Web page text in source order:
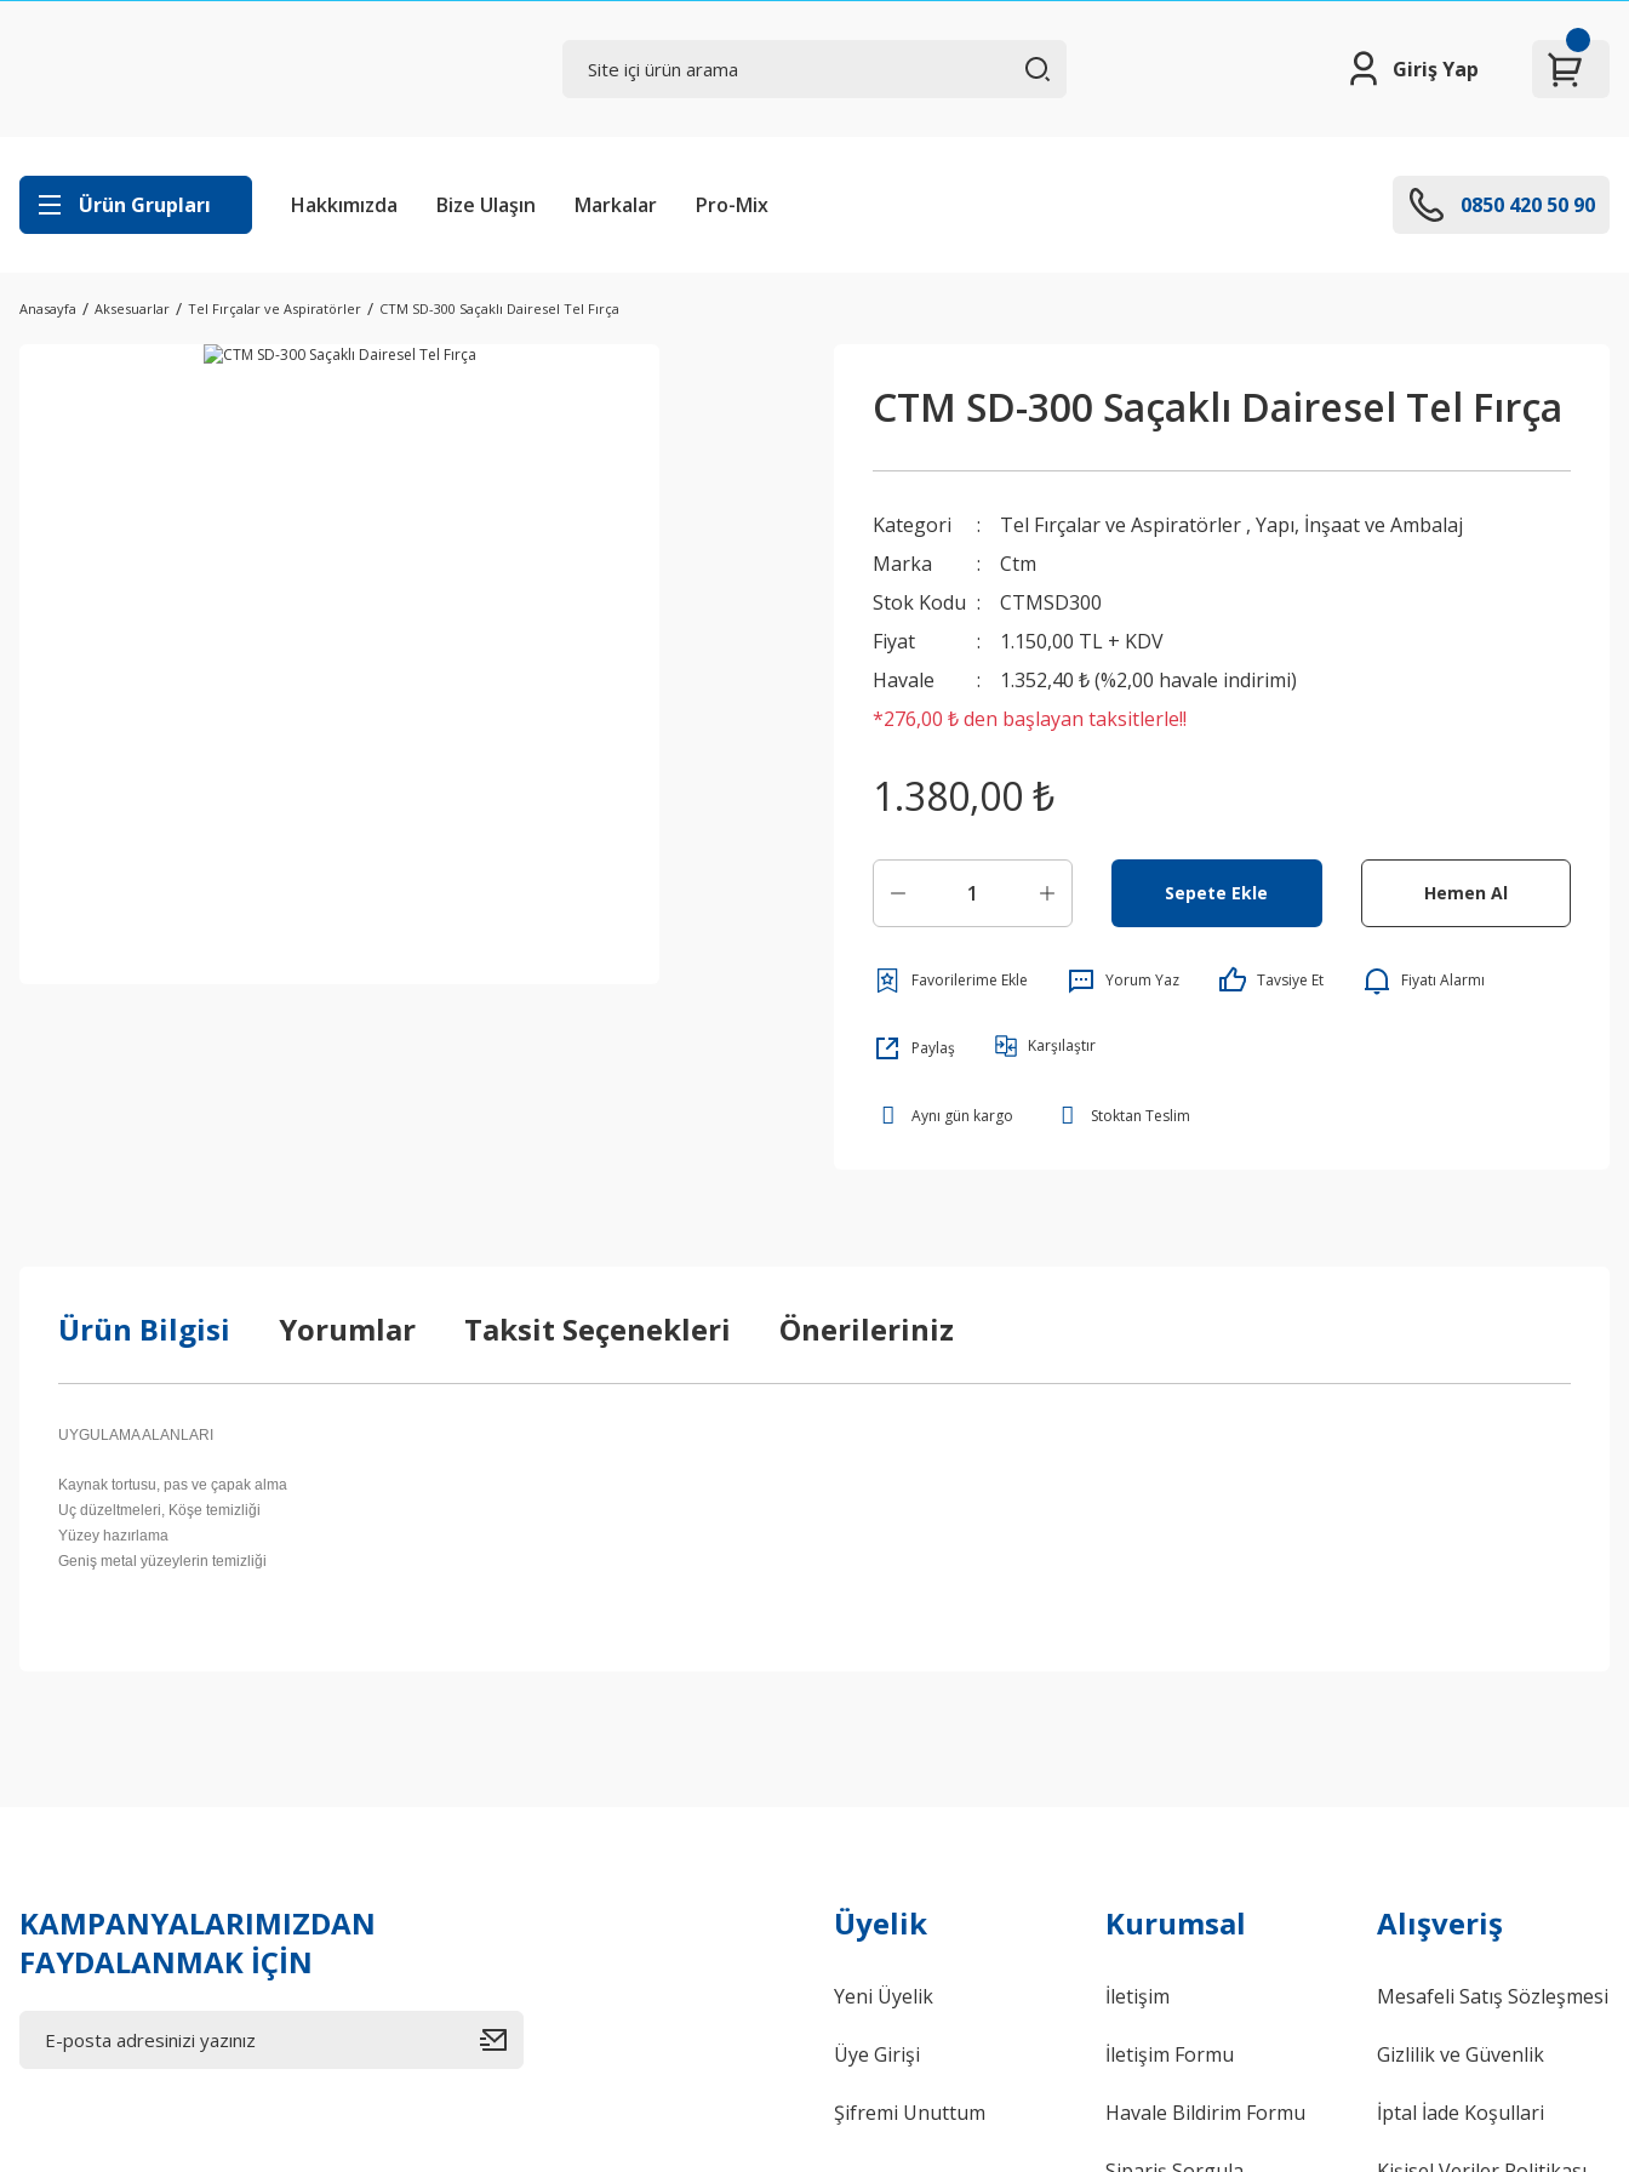
Giriş Yap
Ürün Grupları Hakkımızda Bize Ulaşın Markalar Pro-Mix 0850 420 50 90
Anasayfa Aksesuarlar Tel Fırçalar ve Aspiratörler CTM SD-300 Saçaklı Dairesel Tel Fırça
CTM SD-300 Saçaklı Dairesel Tel Fırça
Kategori Tel Fırçalar ve Aspiratörler ,Yapı, İnşaat ve Ambalaj
Marka
Ctm
Stok Kodu
CTMSD300
Fiyat
1.150,00 TL + KDV
Havale
1.352,40 ₺ (%2,00 havale indirimi)
*276,00 ₺ den başlayan taksitlerle!!
1.380,00 ₺
Sepete Ekle Hemen Al
Yorum Yaz Tavsiye Et Fiyatı Alarmı
Paylaş Karşılaştır
Aynı gün kargo Stoktan Teslim
Ürün Bilgisi Yorumlar Taksit Seçenekleri Önerileriniz
UYGULAMA ALANLARI
Kaynak tortusu, pas ve çapak alma
Uç düzeltmeleri, Köşe temizliği
Yüzey hazırlama
Geniş metal yüzeylerin temizliği
KAMPANYALARIMIZDAN
FAYDALANMAK İÇİN
Üyelik
Yeni Üyelik
Üye Girişi
Şifremi Unuttum
Kurumsal
İletişim
İletişim Formu
Havale Bildirim Formu
Alışveriş
Mesafeli Satış Sözleşmesi
Gizlilik ve Güvenlik
İptal İade Koşullari